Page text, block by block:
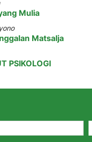
Mulia
Matsalja
PSIKOLOGI